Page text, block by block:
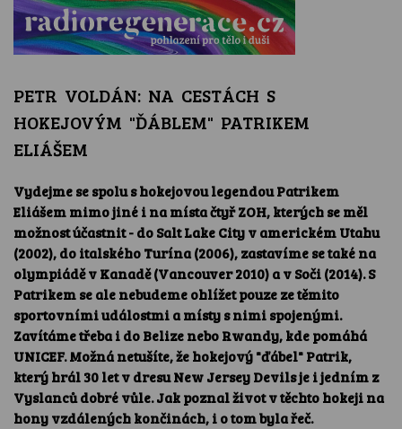
PETR VOLDÁN: NA CESTÁCH S
HOKEJOVÝM "ĎÁBLEM" PATRIKEM
ELIÁŠEM
Vydejme se spolu s hokejovou legendou Patrikem
Eliášem mimo jiné i na místa čtyř ZOH, kterých se měl
možnost účastnit - do Salt Lake City v americkém Utahu
(2002), do italského Turína (2006), zastavíme se také na
olympiádě v Kanadě (Vancouver 2010) a v Soči (2014). S
Patrikem se ale nebudeme ohlížet pouze ze těmito
sportovními událostmi a místy s nimi spojenými.
Zavítáme třeba i do Belize nebo Rwandy, kde pomáhá
UNICEF. Možná netušíte, že hokejový "ďábel" Patrik,
který hrál 30 let v dresu New Jersey Devils je i jedním z
Vyslanců dobré vůle. Jak poznal život v těchto hokeji na
hony vzdálených končinách, i o tom byla řeč.